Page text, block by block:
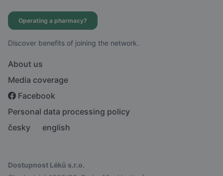
Operating a pharmacy?
Discover benefits of joining the network.
About us
Media coverage
Facebook
Personal data processing policy
česky
english
Dostupnost Léků s.r.o.